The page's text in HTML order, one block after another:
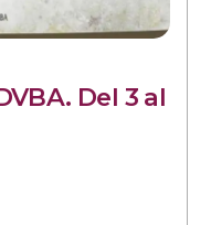
Del 3 al